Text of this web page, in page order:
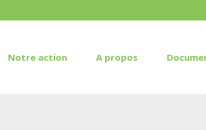
Notre action A propos